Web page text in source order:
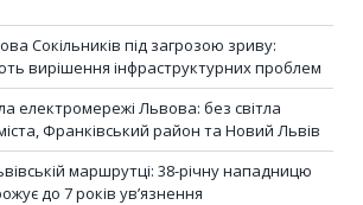
Сокільників під загрозою зриву:
вирішення інфраструктурних проблем
електромережі Львова: без світла
Франківський район та Новий Львів
маршрутці: 38-річну нападницю
до 7 років ув’язнення